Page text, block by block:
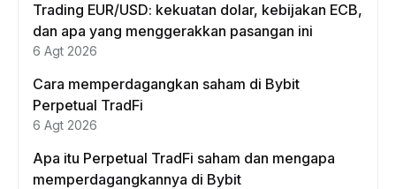
Trading EUR/USD: kekuatan dolar, kebijakan ECB,
dan apa yang menggerakkan pasangan ini
6 Agt 2026
Cara memperdagangkan saham di Bybit
Perpetual TradFi
6 Agt 2026
Apa itu Perpetual TradFi saham dan mengapa
memperdagangkannya di Bybit